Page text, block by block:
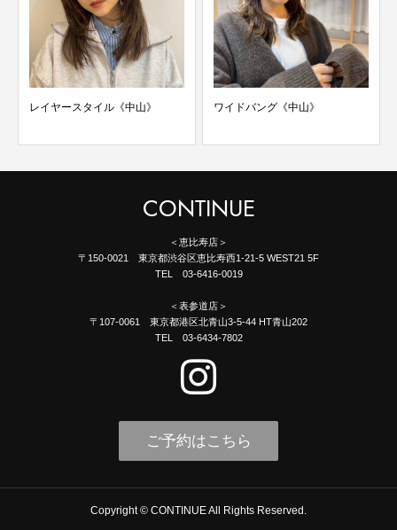
レイヤースタイル《中山》 ワイドバング《中山》
CONTINUE
＜恵比寿店＞
〒150-0021 東京都渋谷区恵比寿西1-21-5 WEST21 5F
TEL 03-6416-0019
＜表参道店＞
〒107-0061 東京都港区北青山3-5-44 HT青山202
TEL 03-6434-7802
ご予約はこちら
Copyright © CONTINUE All Rights Reserved.